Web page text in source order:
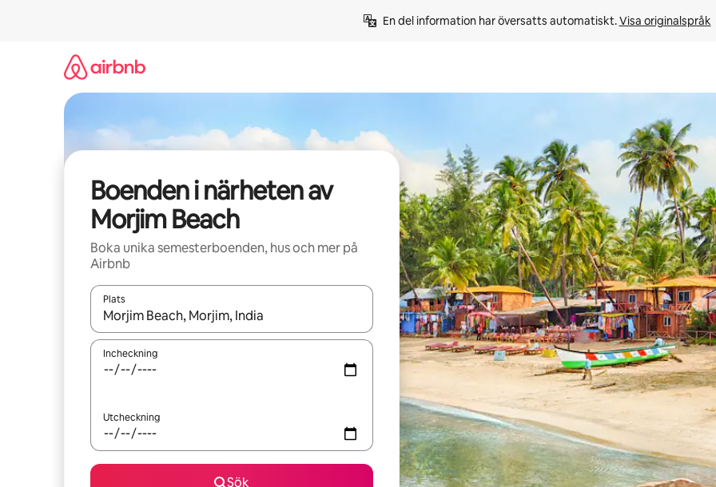
En del information har översatts automatiskt. Visa originalspråk
Boenden i närheten av
Morjim Beach
Boka unika semesterboenden, hus och mer på
Airbnb
Plats
När resultaten är tillgängliga kan du navigera med upp- och nedåtpilarna eller utforska genom att trycka eller svepa.
Incheckning
Utcheckning
Sök